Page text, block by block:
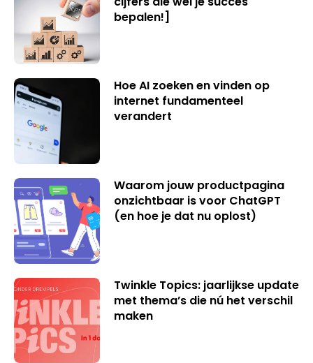
bepalen!]
Hoe AI zoeken en vinden op
internet fundamenteel
verandert
Waarom jouw productpagina
onzichtbaar is voor ChatGPT
(en hoe je dat nu oplost)
Twinkle Topics: jaarlijkse update
met thema’s die nú het verschil
maken